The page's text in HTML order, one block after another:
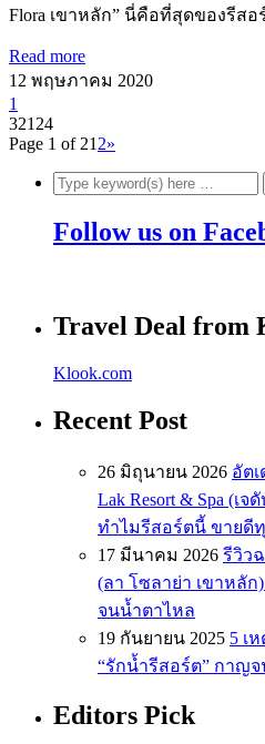
Flora เขาหลัก” นี่คือที่สุดของรีส
Read more
12 พฤษภาคม 2020
1
32124
Page 1 of 21 2»
Follow us on
Travel Deal from
Klook.com
Recent Post
26 มิถุนายน 2026 อัตเ
Lak Resort & Spa (เ
ทำไมรีสอร์ตนี้ ขายดี
17 มีนาคม 2026 รีวิวฉ
(ลา โซลาย่า เขาหลัก
จนน้ำตาไหล
19 กันยายน 2025 5 เ
“รักน้ำรีสอร์ต” กาญจ
Editors Pick